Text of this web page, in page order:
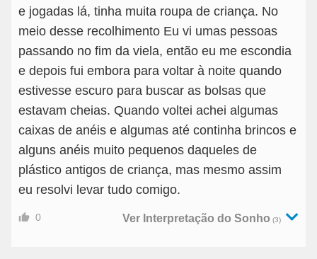
e jogadas lá, tinha muita roupa de criança. No
meio desse recolhimento Eu vi umas pessoas
passando no fim da viela, então eu me escondia
e depois fui embora para voltar à noite quando
estivesse escuro para buscar as bolsas que
estavam cheias. Quando voltei achei algumas
caixas de anéis e algumas até continha brincos e
alguns anéis muito pequenos daqueles de
plástico antigos de criança, mas mesmo assim
eu resolvi levar tudo comigo.
0 Ver Interpretação do Sonho (3)